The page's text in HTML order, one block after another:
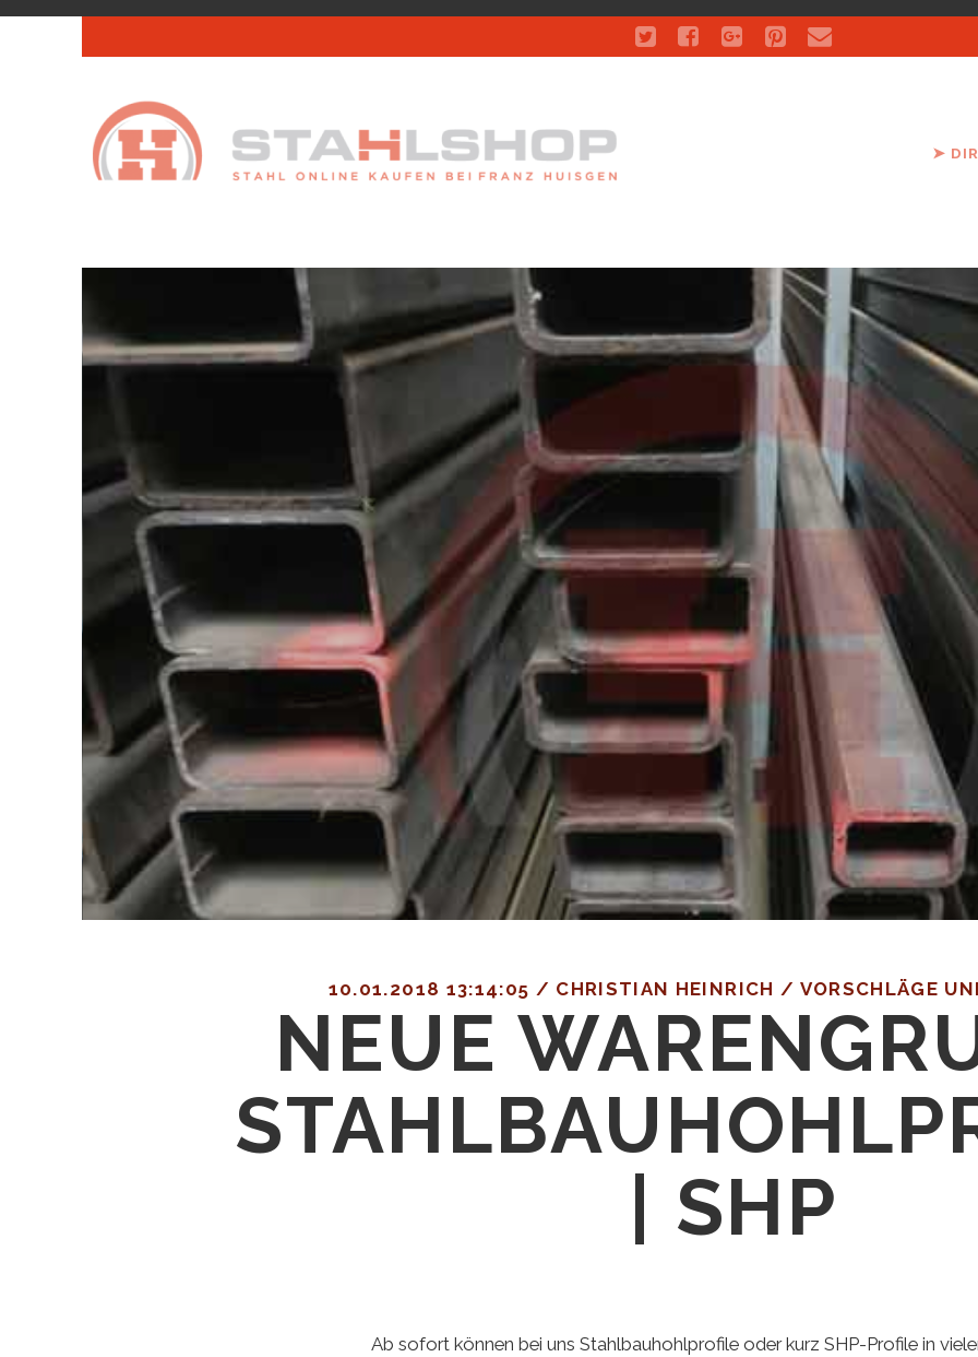
twitterfacebook
google-pinterest
email
➤
10.01.2018 13:14:05 / CHRISTIAN HEINRICH / VORSCHLÄGE
NEUE
| SHP
Ab sofort können bei uns Stahlbauhohlprofile oder kurz SHP-Profile in